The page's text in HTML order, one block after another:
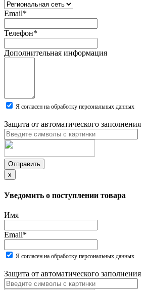
Email*
Телефон*
Дополнительная информация
Я согласен на обработку персональных данных
Защита от автоматического заполнения
Отправить
x
Уведомить о поступлении товара
Имя
Email*
Я согласен на обработку персональных данных
Защита от автоматического заполнения